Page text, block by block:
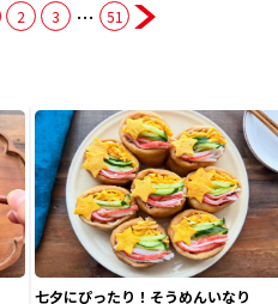
の素 だしパック つゆ
2 3 … 51
七夕にぴったり！そうめんいなり